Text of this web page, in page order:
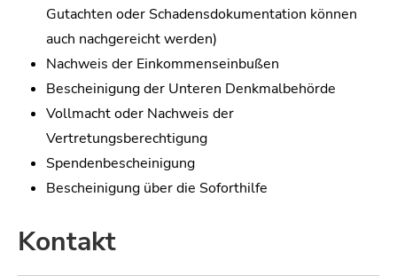
Gutachten oder Schadensdokumentation können
auch nachgereicht werden)
Nachweis der Einkommenseinbußen
Bescheinigung der Unteren Denkmalbehörde
Vollmacht oder Nachweis der
Vertretungsberechtigung
Spendenbescheinigung
Bescheinigung über die Soforthilfe
Kontakt